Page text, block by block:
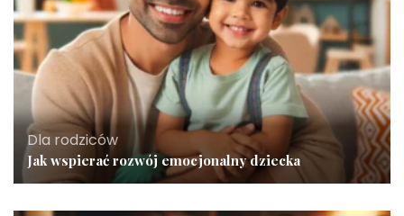
Dla rodziców
Jak wspierać rozwój emocjonalny dziecka